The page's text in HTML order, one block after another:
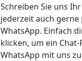
Schreiben Sie uns
jederzeit auch gerne
WhatsApp. Einfach
klicken, um ein
WhatsApp mit uns